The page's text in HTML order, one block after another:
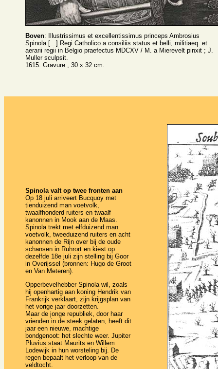
Boven: Illustrissimus et excellentissimus princeps Ambrosius
Spinola [...] Regi Catholico a consiliis status et belli, militiaeq. et
aerarii regii in Belgio praefectus MDCXV / M. a Mierevelt pinxit ; J.
Muller sculpsit.
1615. Gravure ; 30 x 32 cm.
Spinola valt op twee fronten aan
Op 18 juli arriveert Bucquoy met
tienduizend man voetvolk,
twaalfhonderd ruiters en twaalf
kanonnen in Mook aan de Maas.
Spinola trekt met elfduizend man
voetvolk, tweeduizend ruiters en acht
kanonnen de Rijn over bij de oude
schansen in Ruhrort en kiest op
dezelfde 18e juli zijn stelling bij Goor
in Overijssel (bronnen: Hugo de Groot
en Van Meteren).
Opperbevelhebber Spinola wil, zoals
hij openhartig aan koning Hendrik van
Frankrijk verklaart, zijn krijgsplan van
het vorige jaar doorzetten.
Maar de jonge republiek, door haar
vrienden in de steek gelaten, heeft dit
jaar een nieuwe, machtige
bondgenoot: het slechte weer. Jupiter
Pluvius staat Maurits en Willem
Lodewijk in hun worsteling bij. De
regen bepaalt het verloop van de
veldtocht.